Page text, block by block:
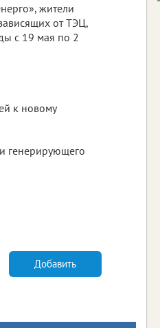
жители
от ТЭЦ,
с 19 мая по 2
к новому
генерирующего
Добавить